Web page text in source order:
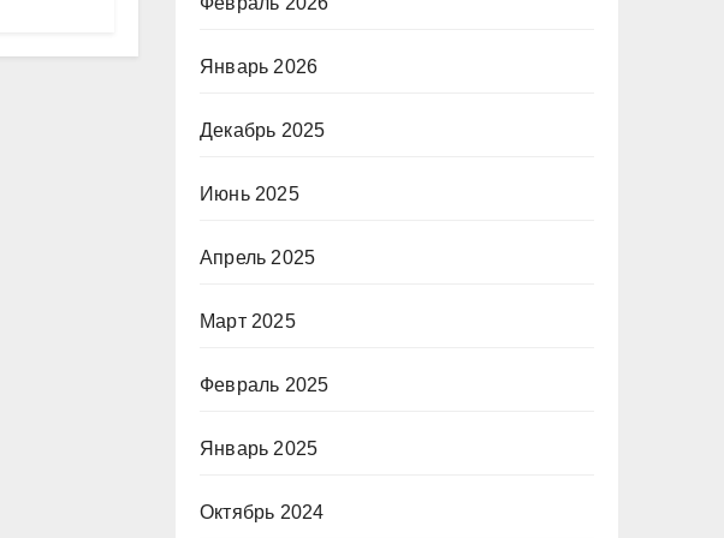
Январь 2026
Декабрь 2025
Июнь 2025
Апрель 2025
Март 2025
Февраль 2025
Январь 2025
Октябрь 2024